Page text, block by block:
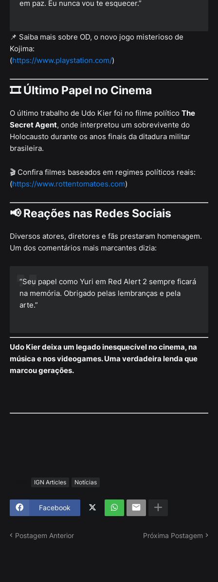
em paz. Eu nunca vou te esquecer.”
📌 Saiba mais sobre OD, o novo jogo misterioso de
Kojima:
(https://www.playstation.com/)
🎞️Último Papel no Cinema
O último trabalho de Udo Kier foi no filme político The
Secret Agent, onde interpretou um sobrevivente do
Holocausto durante os anos finais da ditadura militar
brasileira.
🎬 Confira filmes baseados em regimes políticos reais:
(https://www.rottentomatoes.com)
📢Reações nas Redes Sociais
Diversos atores, diretores e fãs prestaram homenagem.
Um dos comentários mais marcantes dizia:
“Seu papel como Yuri em Red Alert 2 sempre ficará
na memória. Obrigado pelas lembranças e pela
arte.”
Udo Kier deixa um legado inesquecível no cinema, na
música e nos videogames. Uma verdadeira lenda que
marcou gerações.
IGN Articles Notícias
Facebook
Postagem Anterior Próxima Postagem